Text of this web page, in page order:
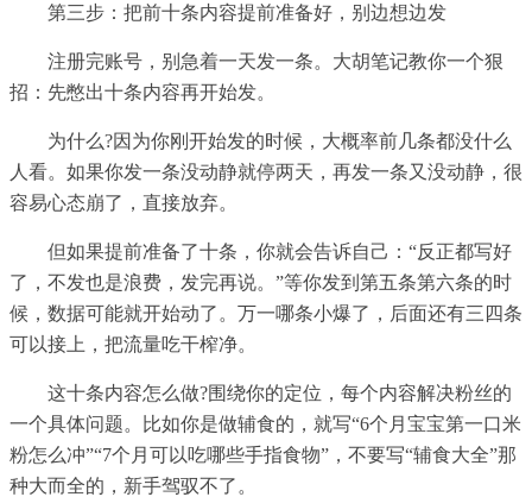
第三步：把前十条内容提前准备好，别边想边发
注册完账号，别急着一天发一条。大胡笔记教你一个狠
招：先憋出十条内容再开始发。
为什么?因为你刚开始发的时候，大概率前几条都没什么
人看。如果你发一条没动静就停两天，再发一条又没动静，很
容易心态崩了，直接放弃。
但如果提前准备了十条，你就会告诉自己：“反正都写好
了，不发也是浪费，发完再说。”等你发到第五条第六条的时
候，数据可能就开始动了。万一哪条小爆了，后面还有三四条
可以接上，把流量吃干榨净。
这十条内容怎么做?围绕你的定位，每个内容解决粉丝的
一个具体问题。比如你是做辅食的，就写“6个月宝宝第一口米
粉怎么冲”“7个月可以吃哪些手指食物”，不要写“辅食大全”那
种大而全的，新手驾驭不了。